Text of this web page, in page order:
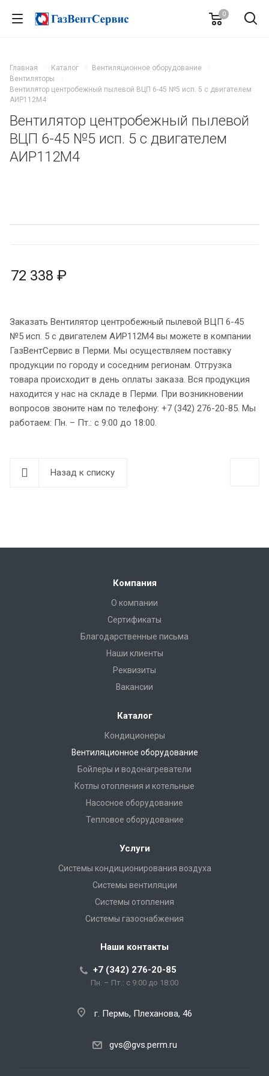
0
Главная Каталог
Вентиляционное оборудование
Вентиляторы
Вентилятор центробежный пылевой ВЦП 6-45 №5 исп. 5 с двигателем
АИР112M4
Вентилятор центробежный пылевой
ВЦП 6-45 №5 исп. 5 с двигателем
АИР112M4
72 338 ₽
Заказать Вентилятор центробежный пылевой ВЦП 6-45
№5 исп. 5 с двигателем АИР112M4 вы можете в компании
ГазВентСервис в Перми. Мы осуществляем поставку
продукции по городу и соседним регионам. Отгрузка
товара происходит в день оплаты заказа. Вся продукция
находится у нас на складе в Перми. При возникновении
вопросов звоните нам по телефону: +7 (342) 276-20-85. Мы
работаем: Пн. – Пт.: с 9:00 до 18:00.
Назад к списку
Компания
О компании
Сертификаты
Благодарственные письма
Наши клиенты
Реквизиты
Вакансии
Каталог
Кондиционеры
Вентиляционное оборудование
Бойлеры и водонагреватели
Котлы отопления и котельные
Насосное оборудование
Тепловое оборудование
Услуги
Системы кондиционирования воздуха
Системы вентиляции
Системы отопления
Системы газоснабжения
Наши контакты
+7 (342) 276-20-85
Пн. – Пт.: с 9:00 до 18:00
г. Пермь, Плеханова, 46
gvs@gvs.perm.ru